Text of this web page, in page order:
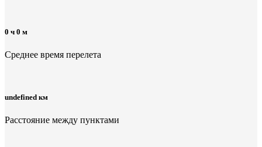
0 ч 0 м
Среднее время перелета
undefined км
Расстояние между пунктами